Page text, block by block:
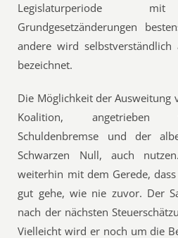
Legislaturperiode mit
Grundgesetzänderungen
andere wird selbstverständlich
bezeichnet.
Die Möglichkeit der Ausweitung
Koalition, angetrieben
Schuldenbremse und der
Schwarzen Null, auch
weiterhin mit dem Gerede,
gut gehe, wie nie zuvor. Der
nach der nächsten
Vielleicht wird er noch um die